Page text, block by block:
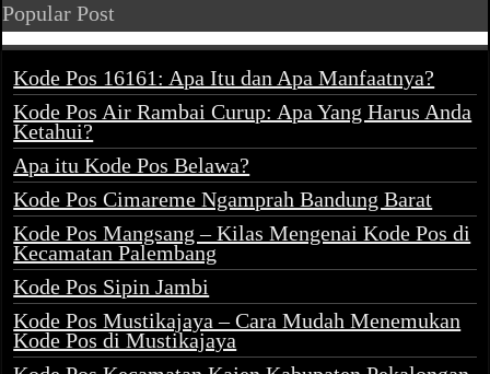
Popular Post
Kode Pos 16161: Apa Itu dan Apa Manfaatnya?
Kode Pos Air Rambai Curup: Apa Yang Harus Anda
Ketahui?
Apa itu Kode Pos Belawa?
Kode Pos Cimareme Ngamprah Bandung Barat
Kode Pos Mangsang – Kilas Mengenai Kode Pos di
Kecamatan Palembang
Kode Pos Sipin Jambi
Kode Pos Mustikajaya – Cara Mudah Menemukan
Kode Pos di Mustikajaya